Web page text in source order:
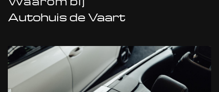
Autohuis de Vaart